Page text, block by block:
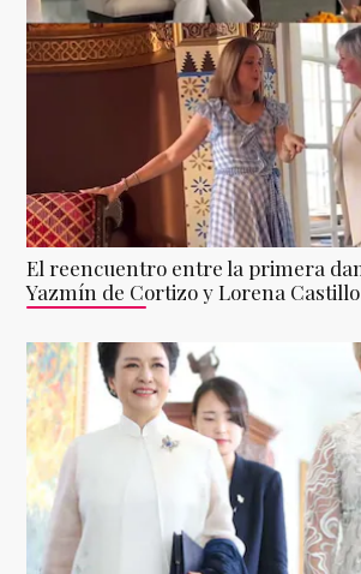
El reencuentro entre la primera
Yazmín de Cortizo y Lorena Castillo